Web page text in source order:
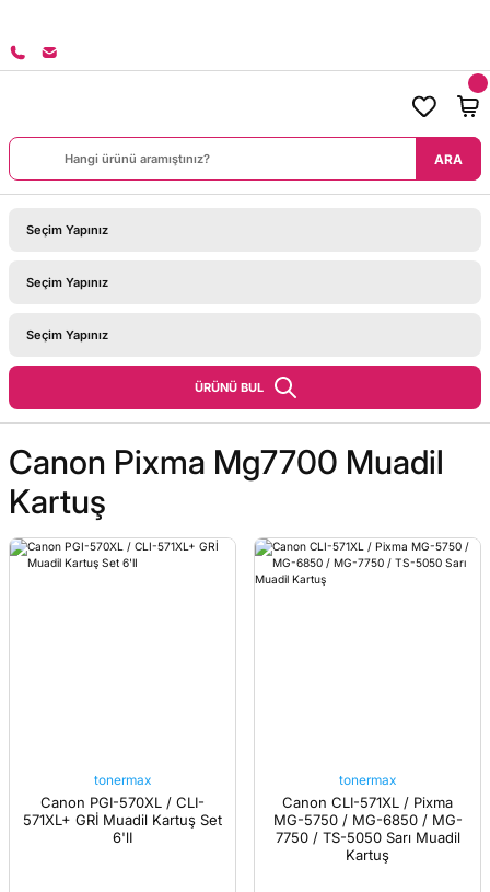
ARA
ÜRÜNÜ BUL
Canon Pixma Mg7700 Muadil
Kartuş
tonermax
Canon PGI-570XL / CLI-
571XL+ GRİ Muadil Kartuş Set
6'lI
tonermax
Canon CLI-571XL / Pixma
MG-5750 / MG-6850 / MG-
7750 / TS-5050 Sarı Muadil
Kartuş